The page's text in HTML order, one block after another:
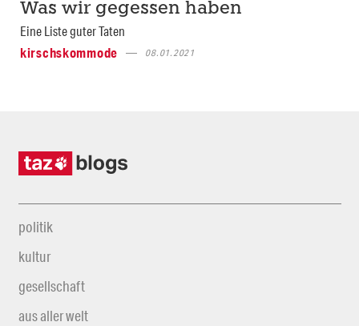
Was wir gegessen haben
Eine Liste guter Taten
kirschskommode
08.01.2021
politik
kultur
gesellschaft
aus aller welt